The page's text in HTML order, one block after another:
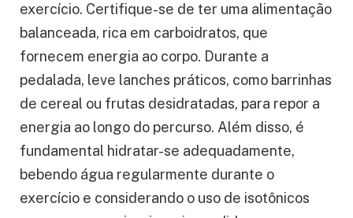
exercício. Certifique-se de ter uma alimentação
balanceada, rica em carboidratos, que
fornecem energia ao corpo. Durante a
pedalada, leve lanches práticos, como barrinhas
de cereal ou frutas desidratadas, para repor a
energia ao longo do percurso. Além disso, é
fundamental hidratar-se adequadamente,
bebendo água regularmente durante o
exercício e considerando o uso de isotônicos